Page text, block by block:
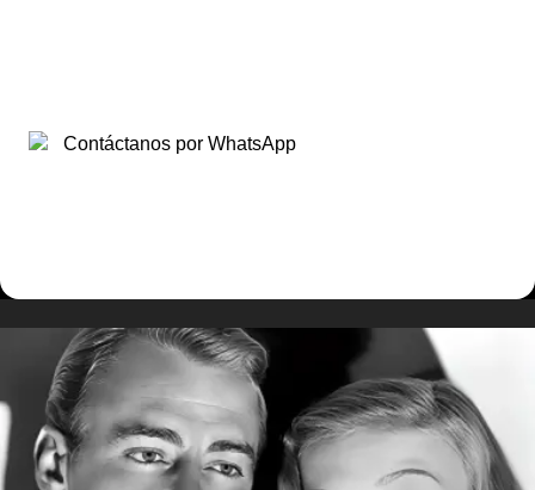
Contáctanos por WhatsApp